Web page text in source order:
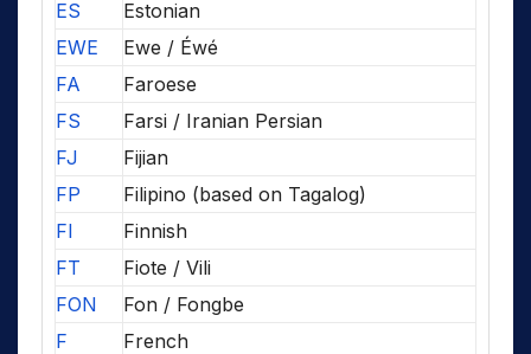
ES
Estonian
EWE
Ewe / Éwé
FA
Faroese
FS
Farsi / Iranian Persian
FJ
Fijian
FP
Filipino (based on Tagalog)
FI
Finnish
FT
Fiote / Vili
FON
Fon / Fongbe
F
French